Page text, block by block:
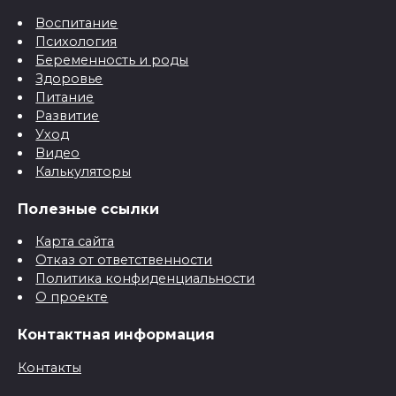
Воспитание
Психология
Беременность и роды
Здоровье
Питание
Развитие
Уход
Видео
Калькуляторы
Полезные ссылки
Карта сайта
Отказ от ответственности
Политика конфиденциальности
О проекте
Контактная информация
Контакты